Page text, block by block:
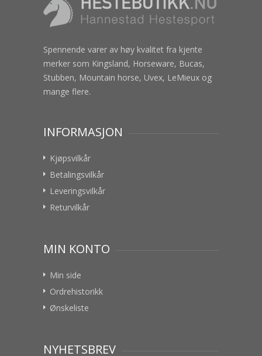
Spennende varer av høy kvalitet fra kjente
merker som Kingsland, Horseware, Bucas,
Stubben, Mountain horse, Uvex, LeMieux og
mange flere.
INFORMASJON
Kjøpsvilkår
Betalingsvilkår
Leveringsvilkår
Returvilkår
MIN KONTO
Min side
Ordrehistorikk
Ønskeliste
NYHETSBREV